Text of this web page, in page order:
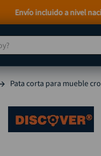
Envío incluido a nivel
Pata corta para mueble
TÉRMINOS MÁS
1. taladro
compresor